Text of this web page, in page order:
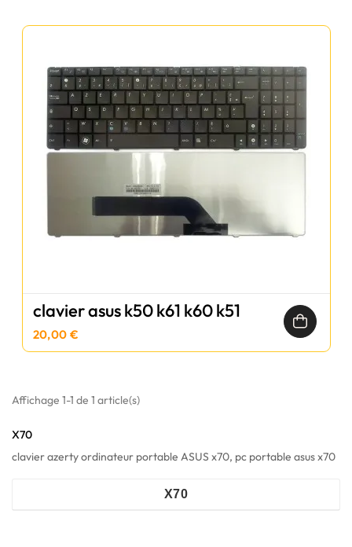
clavier asus k50 k61 k60 k51
20,00 €
Affichage 1-1 de 1 article(s)
X70
clavier azerty ordinateur portable ASUS x70, pc portable asus x70
X70